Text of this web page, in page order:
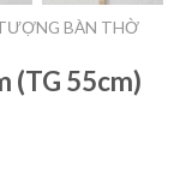
BÀN THỜ
(TG 55cm)